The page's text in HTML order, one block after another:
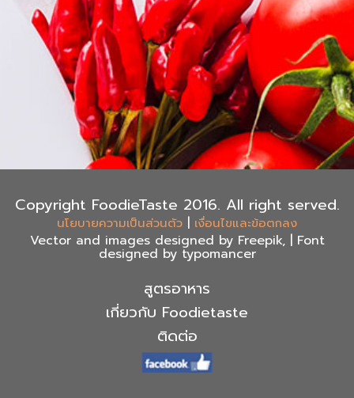
Copyright FoodieTaste 2016. All right served.
นโยบายความเป็นส่วนตัว | เงื่อนไขและข้อตกลง
Vector and images designed by Freepik, | Font
designed by typomancer
สูตรอาหาร
เกี่ยวกับ Foodietaste
ติดต่อ